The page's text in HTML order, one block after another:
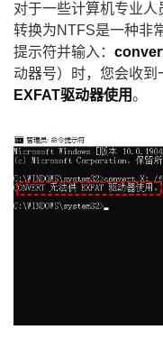
对于一些计算机专业
转换为NTFS是一种非
提示符并输入：
动器号）时，您会收到
EXFAT驱动器使用。